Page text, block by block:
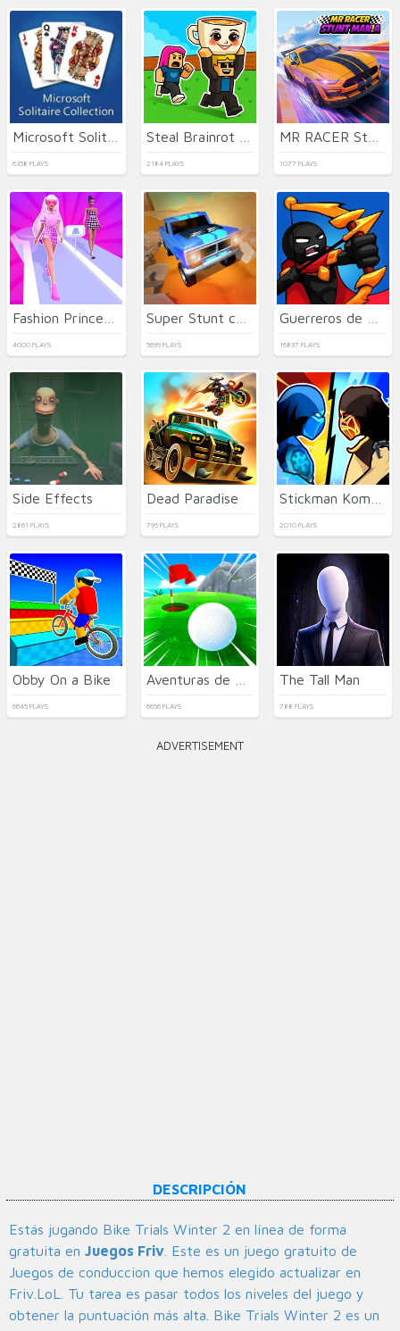
6358 PLAYS 2184 PLAYS 1077 PLAYS
4000 PLAYS 5699 PLAYS 16837 PLAYS
Side Effects
2861 PLAYS
Dead Paradise
795 PLAYS 2010 PLAYS
Obby On a Bike
6645 PLAYS 6656 PLAYS
The Tall Man
788 PLAYS
ADVERTISEMENT
DESCRIPCIÓN
Estás jugando Bike Trials Winter 2 en línea de forma
gratuita en Juegos Friv . Este es un juego gratuito de
Juegos de conduccion que hemos elegido actualizar en
Friv.LoL. Tu tarea es pasar todos los niveles del juego y
obtener la puntuación más alta. Bike Trials Winter 2 es un